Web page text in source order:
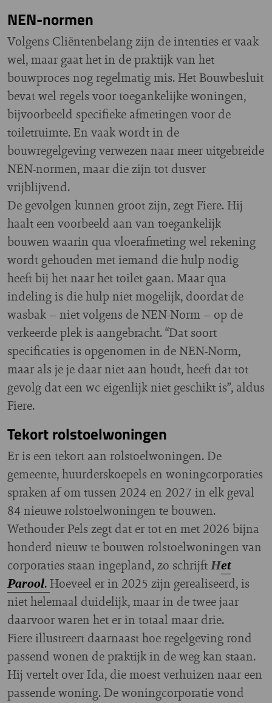
NEN-normen
Volgens Cliëntenbelang zijn de intenties er vaak
wel, maar gaat het in de praktijk van het
bouwproces nog regelmatig mis. Het Bouwbesluit
bevat wel regels voor toegankelijke woningen,
bijvoorbeeld specifieke afmetingen voor de
toiletruimte. En vaak wordt in de
bouwregelgeving verwezen naar meer uitgebreide
NEN-normen, maar die zijn tot dusver
vrijblijvend.
De gevolgen kunnen groot zijn, zegt Fiere. Hij
haalt een voorbeeld aan van toegankelijk
bouwen waarin qua vloerafmeting wel rekening
wordt gehouden met iemand die hulp nodig
heeft bij het naar het toilet gaan. Maar qua
indeling is die hulp niet mogelijk, doordat de
wasbak – niet volgens de NEN-Norm – op de
verkeerde plek is aangebracht. “Dat soort
specificaties is opgenomen in de NEN-Norm,
maar als je je daar niet aan houdt, heeft dat tot
gevolg dat een wc eigenlijk niet geschikt is”, aldus
Fiere.
Tekort rolstoelwoningen
Er is een tekort aan rolstoelwoningen. De
gemeente, huurderskoepels en woningcorporaties
spraken af om tussen 2024 en 2027 in elk geval
84 nieuwe rolstoelwoningen te bouwen.
Wethouder Pels zegt dat er tot en met 2026 bijna
honderd nieuw te bouwen rolstoelwoningen van
corporaties staan ingepland, zo schrijft Het
Parool.Hoeveel er in 2025 zijn gerealiseerd, is
niet helemaal duidelijk, maar in de twee jaar
daarvoor waren het er in totaal maar drie.
Fiere illustreert daarnaast hoe regelgeving rond
passend wonen de praktijk in de weg kan staan.
Hij vertelt over Ida, die moest verhuizen naar een
passende woning. De woningcorporatie vond